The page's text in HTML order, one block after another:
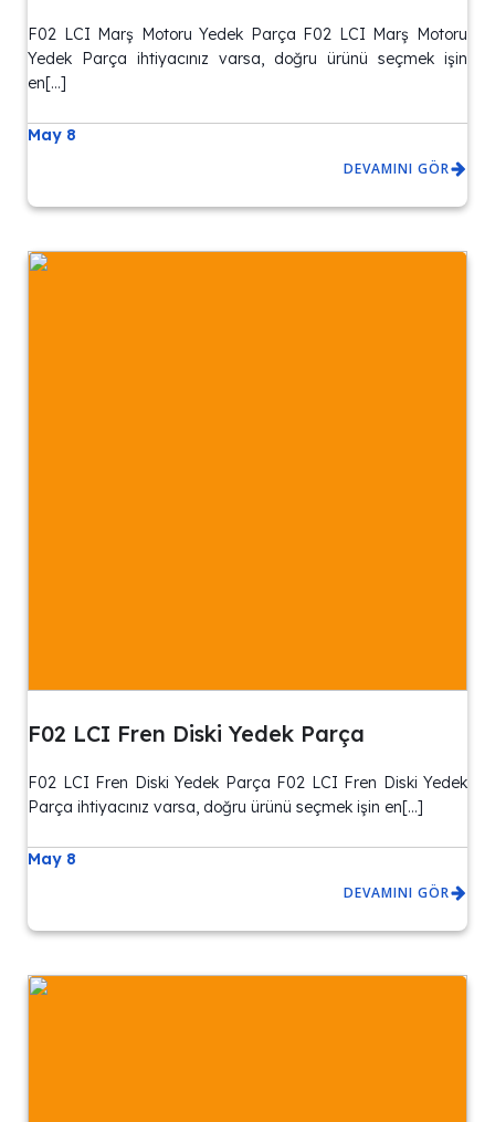
F02 LCI Marş Motoru Yedek Parça F02 LCI Marş Motoru
Yedek Parça ihtiyacınız varsa, doğru ürünü seçmek işin
en[…]
May 8
DEVAMINI GÖR
F02 LCI Fren Diski Yedek Parça
F02 LCI Fren Diski Yedek Parça F02 LCI Fren Diski Yedek
Parça ihtiyacınız varsa, doğru ürünü seçmek işin en[…]
May 8
DEVAMINI GÖR